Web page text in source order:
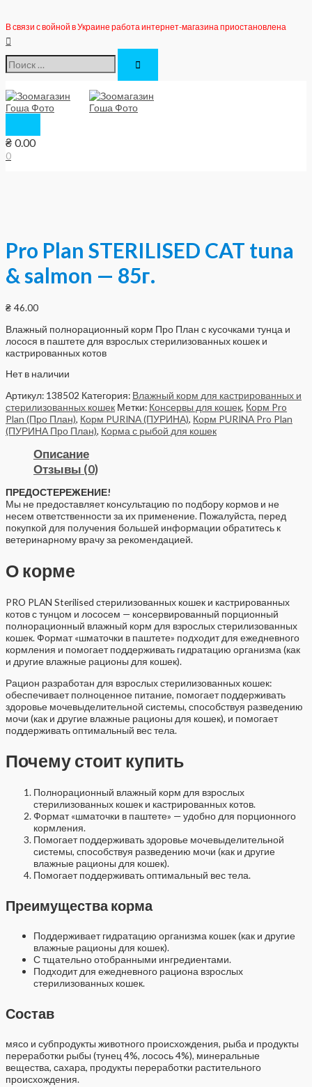
кВ связи с войной в Украине работа интернет-магазина приостановлена
Поиск:
меню
₴ 0.00
0
Pro Plan STERILISED CAT tuna
& salmon — 85г.
₴ 46.00
Влажный полнорационный корм Про План с кусочками тунца и
лосося в паштете для взрослых стерилизованных кошек и
кастрированных котов
Нет в наличии
Артикул: 138502 Категория: Влажный корм для кастрированных и
стерилизованных кошек Метки: Консервы для кошек, Корм Pro
Plan (Про План), Корм PURINA (ПУРИНА), Корм PURINA Pro Plan
(ПУРИНА Про План), Корма с рыбой для кошек
Описание
Отзывы (0)
ПРЕДОСТЕРЕЖЕНИЕ!
Мы не предоставляет консультацию по подбору кормов и не
несем ответственности за их применение. Пожалуйста, перед
покупкой для получения большей информации обратитесь к
ветеринарному врачу за рекомендацией.
О корме
PRO PLAN Sterilised стерилизованных кошек и кастрированных
котов с тунцом и лососем — консервированный порционный
полнорационный влажный корм для взрослых стерилизованных
кошек. Формат «шматочки в паштете» подходит для ежедневного
кормления и помогает поддерживать гидратацию организма (как
и другие влажные рационы для кошек).
Рацион разработан для взрослых стерилизованных кошек:
обеспечивает полноценное питание, помогает поддерживать
здоровье мочевыделительной системы, способствуя разведению
мочи (как и другие влажные рационы для кошек), и помогает
поддерживать оптимальный вес тела.
Почему стоит купить
Полнорационный влажный корм для взрослых
стерилизованных кошек и кастрированных котов.
Формат «шматочки в паштете» — удобно для порционного
кормления.
Помогает поддерживать здоровье мочевыделительной
системы, способствуя разведению мочи (как и другие
влажные рационы для кошек).
Помогает поддерживать оптимальный вес тела.
Преимущества корма
Поддерживает гидратацию организма кошек (как и другие
влажные рационы для кошек).
С тщательно отобранными ингредиентами.
Подходит для ежедневного рациона взрослых
стерилизованных кошек.
Состав
мясо и субпродукты животного происхождения, рыба и продукты
переработки рыбы (тунец 4%, лосось 4%), минеральные
вещества, сахара, продукты переработки растительного
происхождения.